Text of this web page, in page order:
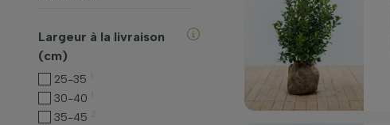
Largeur à la livraison
(cm)
25-35
30-40
35-45